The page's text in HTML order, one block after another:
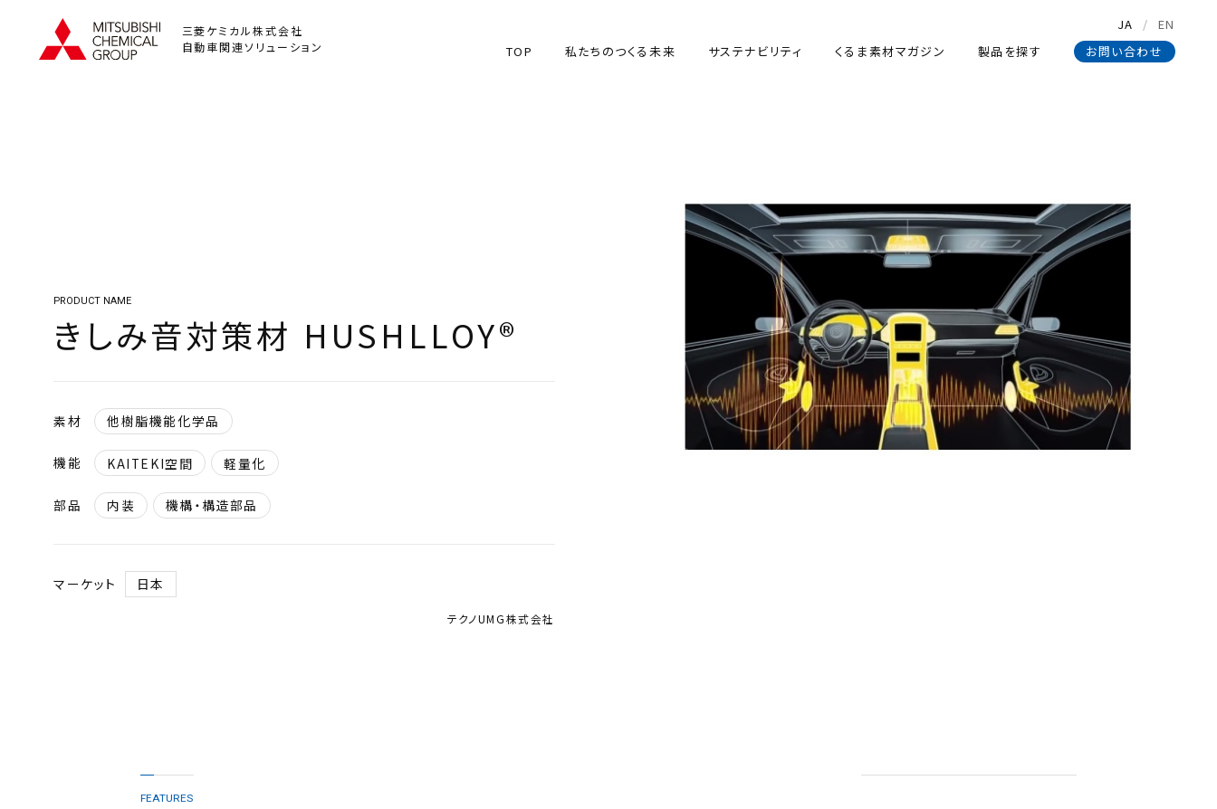
三菱ケミカル株式会社
自動車関連ソリューション
JA
EN
TOP
私たちのつくる未来 サステナビリティ くるま素材マガジン 製品を探す お問い合わせ
PRODUCT NAME
きしみ音対策材 HUSHLLOY®
素材 他樹脂機能化学品
機能 KAITEKI空間 軽量化
部品 内装 機構・構造部品
マーケット 日本
テクノUMG株式会社
FEATURES